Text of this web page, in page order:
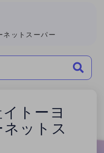
ネットスーパー
トーヨ
ットス